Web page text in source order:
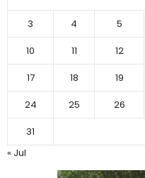
3
4 5
10
11 12
17
18 19
24
25 26
31
« Jul